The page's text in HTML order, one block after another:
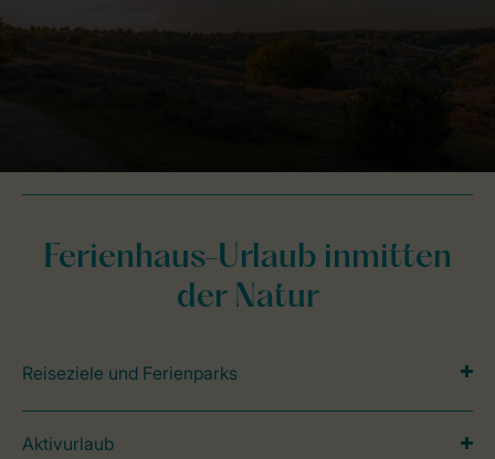
Ferienhaus-Urlaub inmitten
der Natur
Reiseziele und Ferienparks
Aktivurlaub